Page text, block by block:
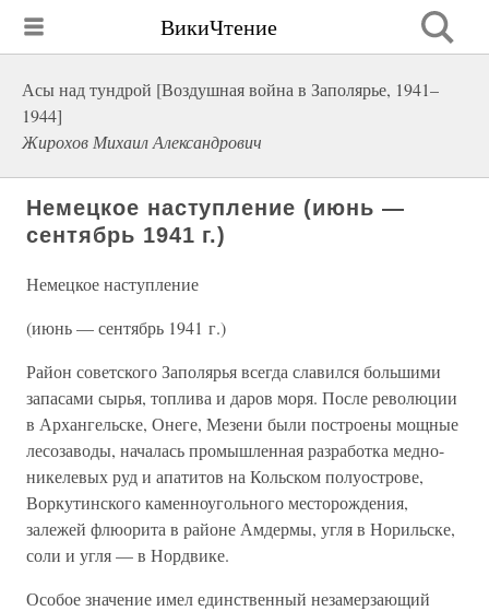
ВикиЧтение
Асы над тундрой [Воздушная война в Заполярье, 1941–
1944]
Жирохов Михаил Александрович
Немецкое наступление (июнь —
сентябрь 1941 г.)
Немецкое наступление
(июнь — сентябрь 1941 г.)
Район советского Заполярья всегда славился большими
запасами сырья, топлива и даров моря. После революции
в Архангельске, Онеге, Мезени были построены мощные
лесозаводы, началась промышленная разработка медно-
никелевых руд и апатитов на Кольском полуострове,
Воркутинского каменноугольного месторождения,
залежей флюорита в районе Амдермы, угля в Норильске,
соли и угля — в Нордвике.
Особое значение имел единственный незамерзающий